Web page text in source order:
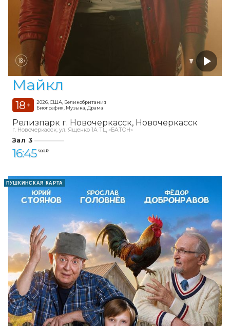
Майкл
18 +
2026, США, Великобритания
Биография, Музыка, Драма
Релизпарк г. Новочеркасск Новочеркасск
г. Новочеркасск, ул. Ященко 1А ТЦ «БАТОН»
Зал 3
16:45 500 ₽
ПУШКИНСКАЯ КАРТА